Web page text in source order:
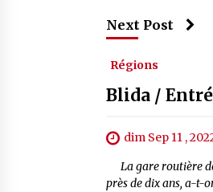
Next Post
Régions
Blida /
dim Sep 11 ,
La gare routière de
près de dix ans, a-t-